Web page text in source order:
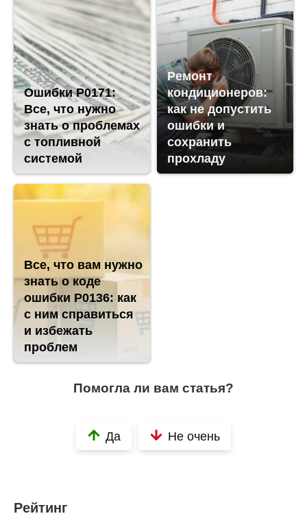
Ошибки P0171:
Все, что нужно
знать о проблемах
с топливной
системой
Ремонт
кондиционеров:
как не допустить
ошибки и
сохранить
прохладу
Все, что вам нужно
знать о коде
ошибки P0136: как
с ним справиться
и избежать
проблем
Помогла ли вам статья?
Да Не очень
Рейтинг